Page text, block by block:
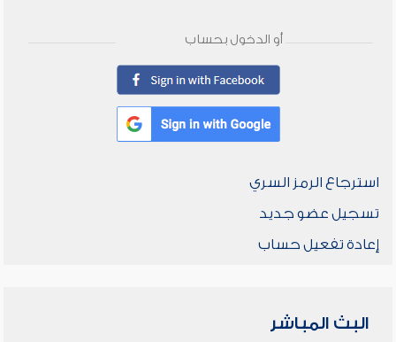
أو الدخول بحساب
استرجاع الرمز السري
تسجيل عضو جديد
إعادة تفعيل حساب
البث المباشر